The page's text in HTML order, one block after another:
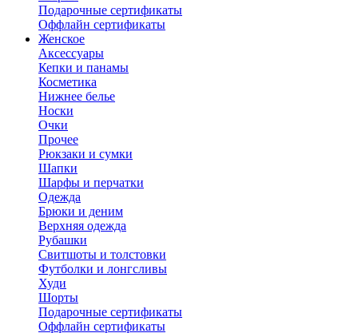
Подарочные сертификаты
Оффлайн сертификаты
Женское
Аксессуары
Кепки и панамы
Косметика
Нижнее белье
Носки
Очки
Прочее
Рюкзаки и сумки
Шапки
Шарфы и перчатки
Одежда
Брюки и деним
Верхняя одежда
Рубашки
Свитшоты и толстовки
Футболки и лонгсливы
Худи
Шорты
Подарочные сертификаты
Оффлайн сертификаты